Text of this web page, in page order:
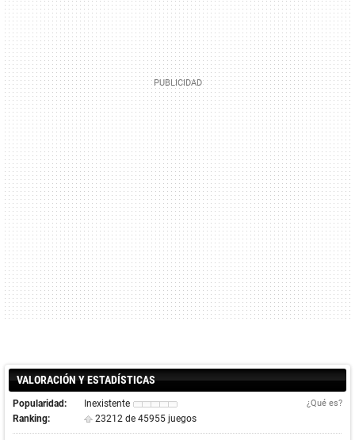
VALORACIÓN Y ESTADÍSTICAS
Popularidad: Inexistente ¿Qué es?
Ranking: 23212 de 45955 juegos